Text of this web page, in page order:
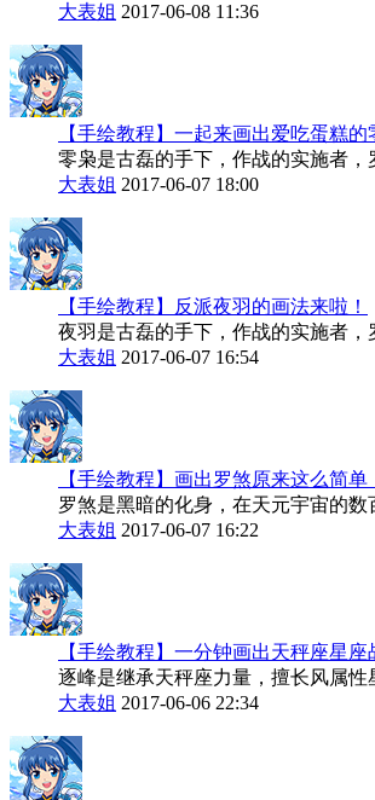
大表姐 2017-06-08 11:36
【手绘教程】一起来画出爱吃蛋糕的
零枭是古磊的手下，作战的实施者
大表姐 2017-06-07 18:00
【手绘教程】反派夜羽的画法来啦！
夜羽是古磊的手下，作战的实施者
大表姐 2017-06-07 16:54
【手绘教程】画出罗煞原来这么简单
罗煞是黑暗的化身，在天元宇宙的
大表姐 2017-06-07 16:22
【手绘教程】一分钟画出天秤座星座
逐峰是继承天秤座力量，擅长风属
大表姐 2017-06-06 22:34